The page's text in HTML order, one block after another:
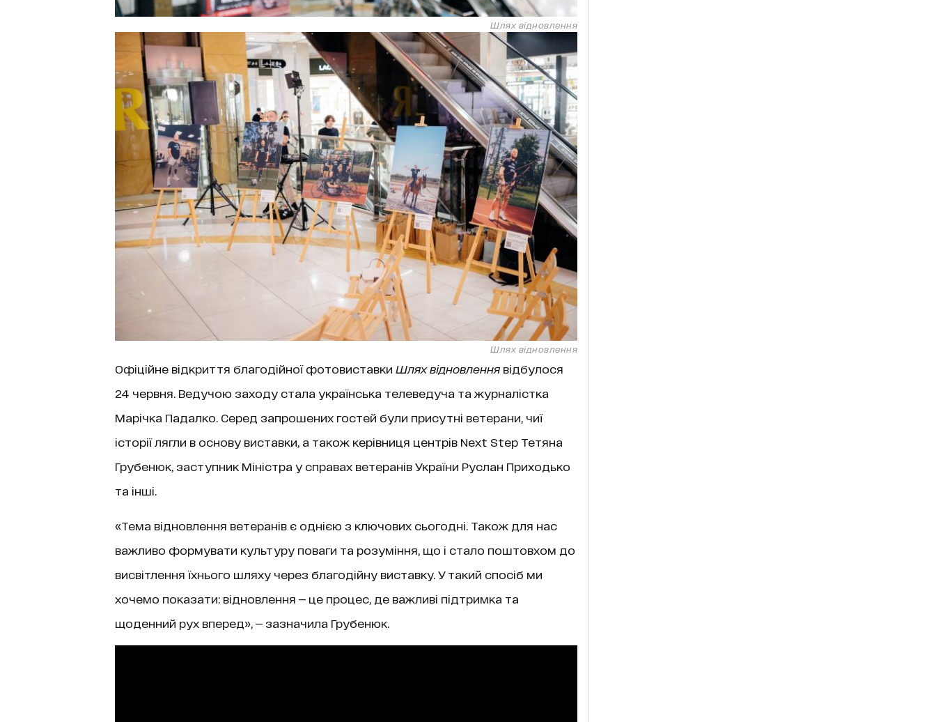
Шлях відновлення
Шлях відновлення
Офіційне відкриття благодійної фотовиставки Шлях відновленнявідбулося
24 червня. Ведучою заходу стала українська телеведуча та журналістка
Марічка Падалко. Серед запрошених гостей були присутні ветерани, чиї
історії лягли в основу виставки, а також керівниця центрів Next Step Тетяна
Грубенюк, заступник Міністра у справах ветеранів України Руслан Приходько
та інші.
«Тема відновлення ветеранів є однією з ключових сьогодні. Також для нас
важливо формувати культуру поваги та розуміння, що і стало поштовхом до
висвітлення їхнього шляху через благодійну виставку. У такий спосіб ми
хочемо показати: відновлення — це процес, де важливі підтримка та
щоденний рух вперед», — зазначила Грубенюк.